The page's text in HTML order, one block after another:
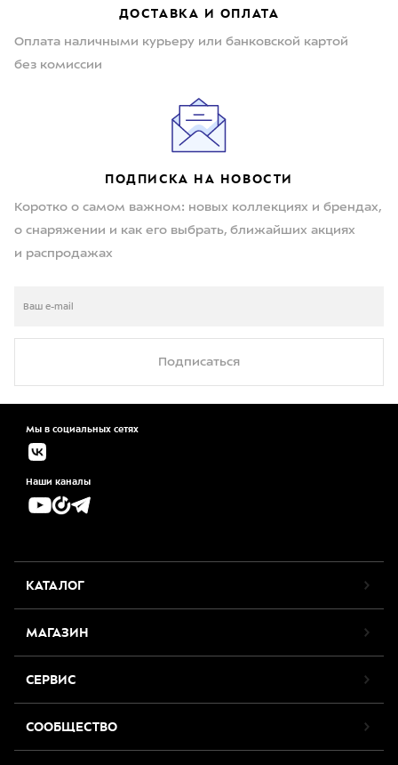
ДОСТАВКА И ОПЛАТА
Оплата наличными курьеру или банковской картой
без комиссии
ПОДПИСКА НА НОВОСТИ
Коротко о самом важном: новых коллекциях и брендах,
о снаряжении и как его выбрать, ближайших акциях
и распродажах
Подписаться
Мы в социальных сетях
Наши каналы
КАТАЛОГ
МАГАЗИН
СЕРВИС
СООБЩЕСТВО